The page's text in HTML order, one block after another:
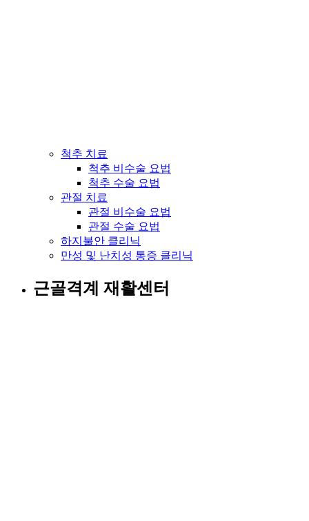
척추 치료
척추 비수술 요법
척추 수술 요법
관절 치료
관절 비수술 요법
관절 수술 요법
하지불안 클리닉
만성 및 난치성 통증 클리닉
근골격계 재활센터